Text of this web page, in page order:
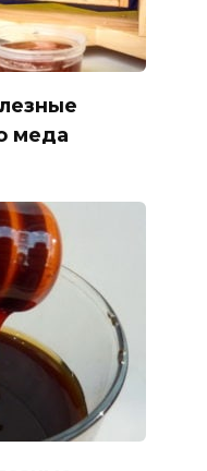
меда